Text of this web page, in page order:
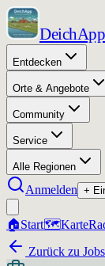
DeichApp
Entdecken
Orte & Angebote
Community
Service
Alle Regionen
Anmelden +
🏠Start🗺️Karte
Zurück zu Jobs